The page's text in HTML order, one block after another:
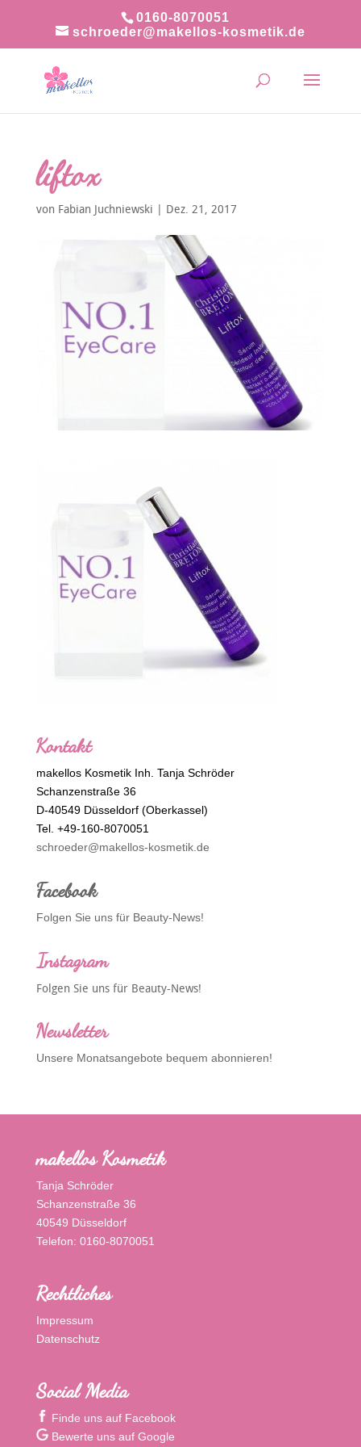
0160-8070051
schroeder@makellos-kosmetik.de
liftox
von Fabian Juchniewski | Dez. 21, 2017
Kontakt
makellos Kosmetik Inh. Tanja Schröder
Schanzenstraße 36
D-40549 Düsseldorf (Oberkassel)
Tel. +49-160-8070051
schroeder@makellos-kosmetik.de
Facebook
Folgen Sie uns für Beauty-News!
Instagram
Folgen Sie uns für Beauty-News!
Newsletter
Unsere Monatsangebote bequem abonnieren!
makellos Kosmetik
Tanja Schröder
Schanzenstraße 36
40549 Düsseldorf
Telefon: 0160-8070051
Rechtliches
Impressum
Datenschutz
Social Media
Finde uns auf Facebook
Bewerte uns auf Google